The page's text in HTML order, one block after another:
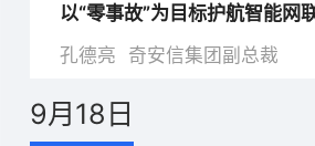
以“零事故”为目标护航智能网
孔德亮 奇安信集团副总裁
9月18日